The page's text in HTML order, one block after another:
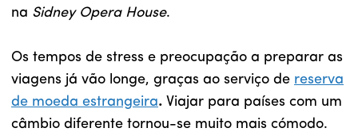
na Sidney Opera House.
Os tempos de stress e preocupação a preparar as
viagens já vão longe, graças ao serviço de reserva
de moeda estrangeira. Viajar para países com um
câmbio diferente tornou-se muito mais cómodo.